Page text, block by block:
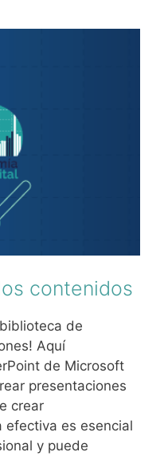
contenidos
de
Aquí
de Microsoft
presentaciones
crear
efectiva es esencial
y puede